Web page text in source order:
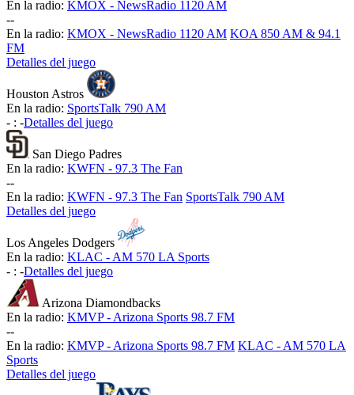
En la radio: KMOX - NewsRadio 1120 AM
--
En la radio: KMOX - NewsRadio 1120 AM KOA 850 AM & 94.1
FM
Detalles del juego
Houston Astros
En la radio: SportsTalk 790 AM
- : -Detalles del juego
San Diego Padres
En la radio: KWFN - 97.3 The Fan
--
En la radio: KWFN - 97.3 The Fan SportsTalk 790 AM
Detalles del juego
Los Angeles Dodgers
En la radio: KLAC - AM 570 LA Sports
- : -Detalles del juego
Arizona Diamondbacks
En la radio: KMVP - Arizona Sports 98.7 FM
--
En la radio: KMVP - Arizona Sports 98.7 FM KLAC - AM 570 LA
Sports
Detalles del juego